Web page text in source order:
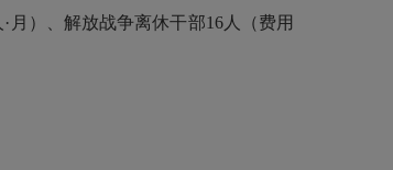
月）、解放战争离休干部16人（费用